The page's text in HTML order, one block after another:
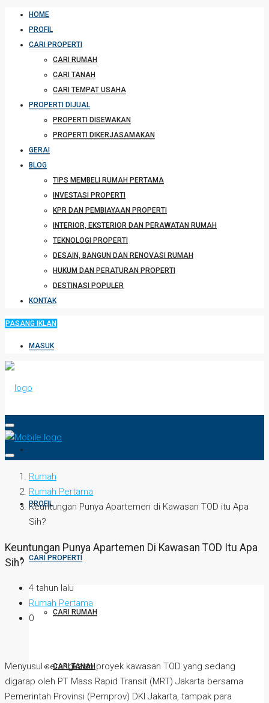
HOME
PROFIL
CARI PROPERTI
CARI RUMAH
CARI TANAH
CARI TEMPAT USAHA
PROPERTI DIJUAL
PROPERTI DISEWAKAN
PROPERTI DIKERJASAMAKAN
GERAI
BLOG
TIPS MEMBELI RUMAH PERTAMA
INVESTASI PROPERTI
KPR DAN PEMBIAYAAN PROPERTI
INTERIOR, EKSTERIOR DAN PERAWATAN RUMAH
TEKNOLOGI PROPERTI
DESAIN, BANGUN DAN RENOVASI RUMAH
HUKUM DAN PERATURAN PROPERTI
DESTINASI POPULER
KONTAK
PASANG IKLAN
MASUK
PROFIL
CARI PROPERTI
CARI RUMAH
CARI TANAH
Rumah
Rumah Pertama
Keuntungan Punya Apartemen di Kawasan TOD itu Apa
Sih?
Keuntungan Punya Apartemen Di Kawasan TOD Itu Apa
Sih?
4 tahun lalu
Rumah Pertama
0
Menyusul serangkaian proyek kawasan TOD yang sedang
digarap oleh PT Mass Rapid Transit (MRT) Jakarta bersama
Pemerintah Provinsi (Pemprov) DKI Jakarta, tampak para